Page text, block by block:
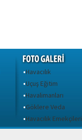
•Havacılık
•Uçuş Eğitim
•Havalimanları
•Göklere Veda
•Havacılık Emekçileri